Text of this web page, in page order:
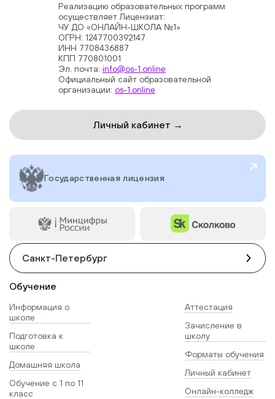
Реализацию образовательных программ
осуществляет Лицензиат:
ЧУ ДО «ОНЛАЙН-ШКОЛА №1»
ОГРН: 1247700392147
ИНН 7708436887
КПП 770801001
Эл. почта: info@os-1.online
Официальный сайт образовательной
организации: os-1.online
Личный кабинет →
Государственная лицензия
Санкт-Петербург
Обучение
Информация о
школе
Подготовка к
школе
Домашняя школа
Обучение с 1 по 11
класс
Аттестация
Зачисление в
школу
Форматы обучения
Личный кабинет
Онлайн-колледж